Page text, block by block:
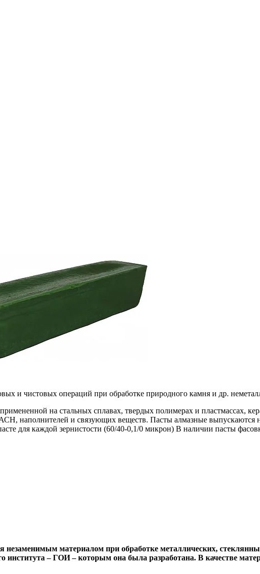
и чистовых операций при обработке природного камня и др.
на стальных сплавах, твердых полимерах и пластмассах,
наполнителей и связующих веществ. Пасты алмазные
для каждой зернистости (60/40-0,1/0 микрон) В наличии пасты
незаменимым материалом при обработке металлических,
института – ГОИ – которым она была разработана. В качестве